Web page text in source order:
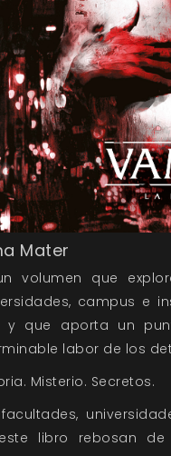
Mater
volumen que
campus e
y que aporta un
labor de los
Misterio. Secretos.
libro rebosan